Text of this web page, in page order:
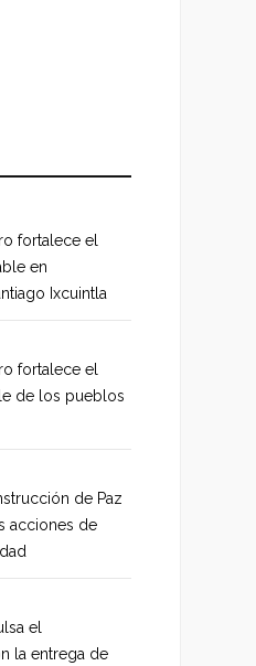
fortalece el
en
Ixcuintla
fortalece el
de los pueblos
de Paz
acciones de
el
la entrega de